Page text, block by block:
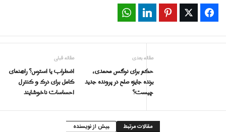
Facebook
Twitter
Pinterest
LinkedIn
مقاله قبلی
اضطراب یا استرس؟ راهنمای
کامل برای درک و کنترل
احساسات ناخوشایند
مقاله بعدی
حکم برای نرگس محمدی،
برنده جایزه صلح در پرونده جدید
چیست؟
مقالات مرتبط بیش از نویسنده